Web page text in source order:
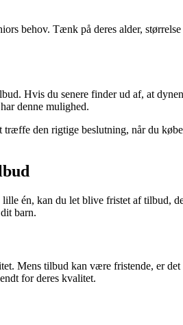
behov. Tænk på deres alder,
Hvis du senere finder ud af, at
denne mulighed.
den rigtige beslutning, når du
én, kan du let blive fristet af tilbud,
barn.
Mens tilbud kan være fristende, er
for deres kvalitet.